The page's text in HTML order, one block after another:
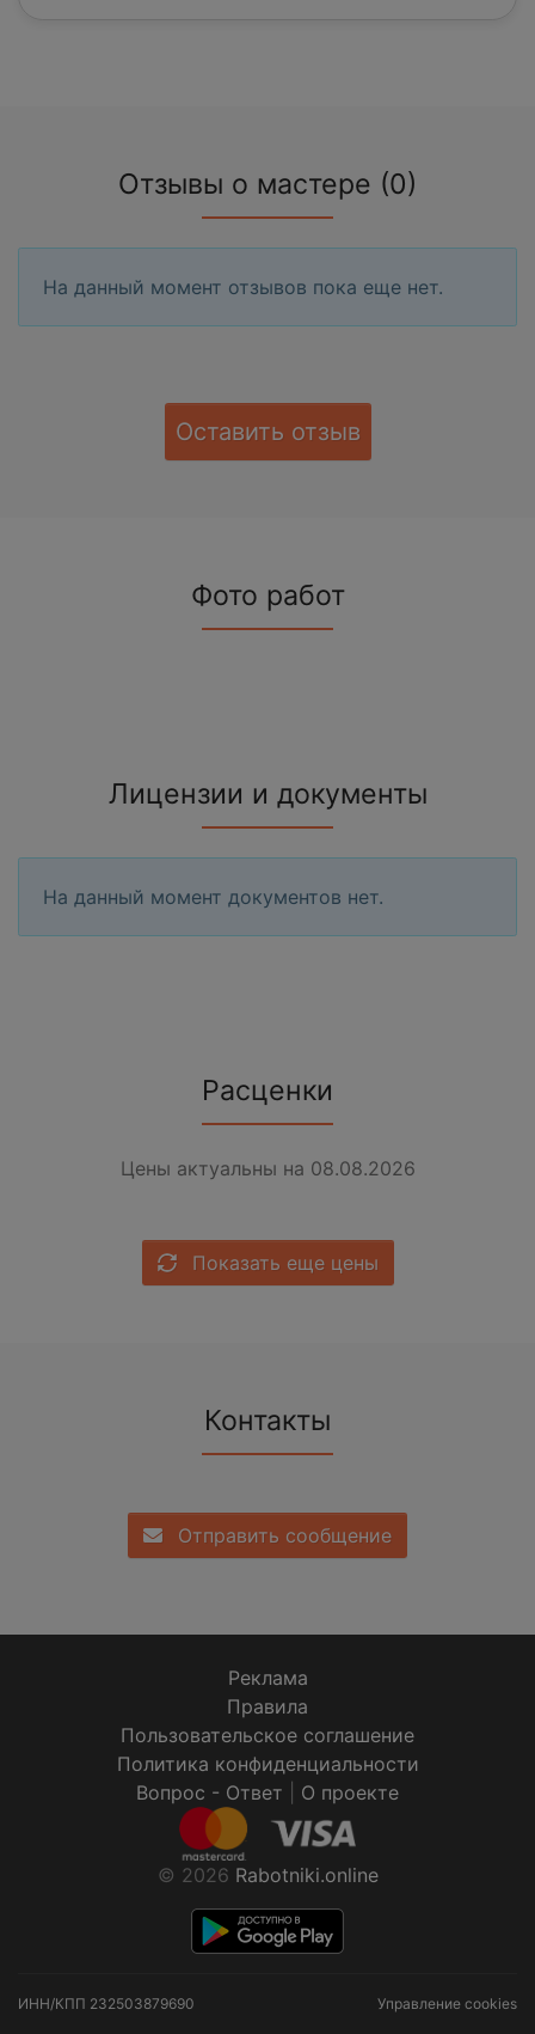
Отзывы о мастере (0)
На данный момент отзывов пока еще нет.
Оставить отзыв
Фото работ
Лицензии и документы
На данный момент документов нет.
Расценки
Цены актуальны на 08.08.2026
Показать еще цены
Контакты
Отправить сообщение
Реклама
Правила
Пользовательское соглашение
Политика конфиденциальности
Вопрос - Ответ
О проекте
© 2026 Rabotniki.online
ИНН/КПП 232503879690 Управление cookies